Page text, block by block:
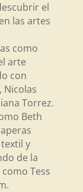
el
las artes
como
arte
con
Nicolas
Torrez.
Beth
y
de la
Tess